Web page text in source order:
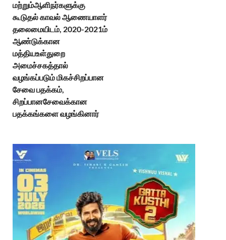
மற்றும்ஆளிநர்களுக்கு
கூடுதல் காவல் ஆணையாளர்
தலைமையிடம், 2020-2021ம்
ஆண்டுக்கான
மத்தியஉள்துறை
அமைச்சகத்தால்
வழங்கப்படும் மிகச்சிறப்பான
சேவை பதக்கம்,
சிறப்பானசேவைக்கான
பதக்கங்களை வழங்கினார்